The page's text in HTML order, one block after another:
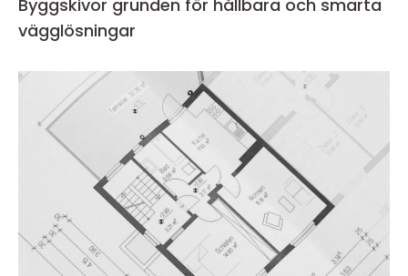
Byggskivor grunden för hållbara och smarta
vägglösningar